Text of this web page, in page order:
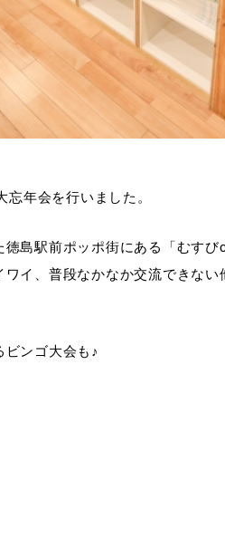
年会を行いました。
島駅前ポッポ街にある「むすび
イ、普段なかなか交流できな
ンゴ大会も♪